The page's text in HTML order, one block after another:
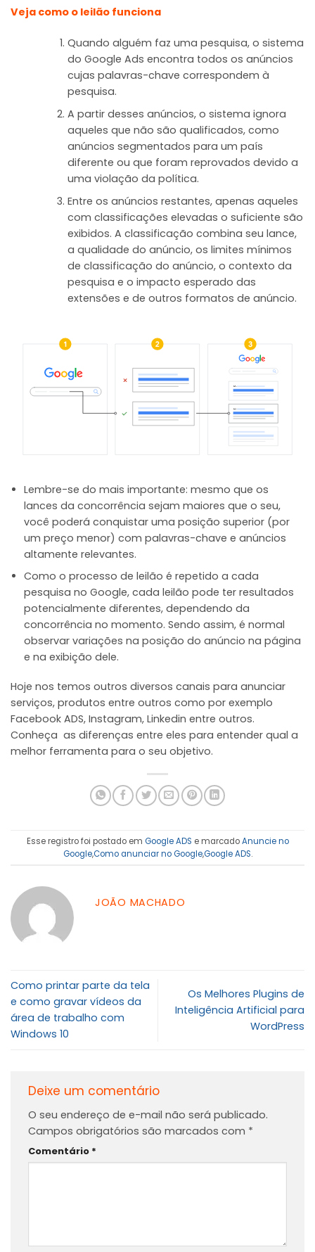
Veja como o leilão funciona
Quando alguém faz uma pesquisa, o sistema
do Google Ads encontra todos os anúncios
cujas palavras-chave correspondem à
pesquisa.
A partir desses anúncios, o sistema ignora
aqueles que não são qualificados, como
anúncios segmentados para um país
diferente ou que foram reprovados devido a
uma violação da política.
Entre os anúncios restantes, apenas aqueles
com classificações elevadas o suficiente são
exibidos. A classificação combina seu lance,
a qualidade do anúncio, os limites mínimos
de classificação do anúncio, o contexto da
pesquisa e o impacto esperado das
extensões e de outros formatos de anúncio.
Lembre-se do mais importante: mesmo que os
lances da concorrência sejam maiores que o seu,
você poderá conquistar uma posição superior (por
um preço menor) com palavras-chave e anúncios
altamente relevantes.
Como o processo de leilão é repetido a cada
pesquisa no Google, cada leilão pode ter resultados
potencialmente diferentes, dependendo da
concorrência no momento. Sendo assim, é normal
observar variações na posição do anúncio na página
e na exibição dele.
Hoje nos temos outros diversos canais para anunciar
serviços, produtos entre outros como por exemplo
Facebook ADS, Instagram, Linkedin entre outros.
Conheça as diferenças entre eles para entender qual a
melhor ferramenta para o seu objetivo.
Esse registro foi postado em Google ADS e marcadoAnuncie no
Google,Como anunciar no Google,Google ADS.
JOÃO MACHADO
Como printar parte da tela
e como gravar vídeos da
área de trabalho com
Windows 10
Os Melhores Plugins de
Inteligência Artificial para
WordPress
Deixe um comentário
O seu endereço de e-mail não será publicado.
Campos obrigatórios são marcados com *
Comentário *